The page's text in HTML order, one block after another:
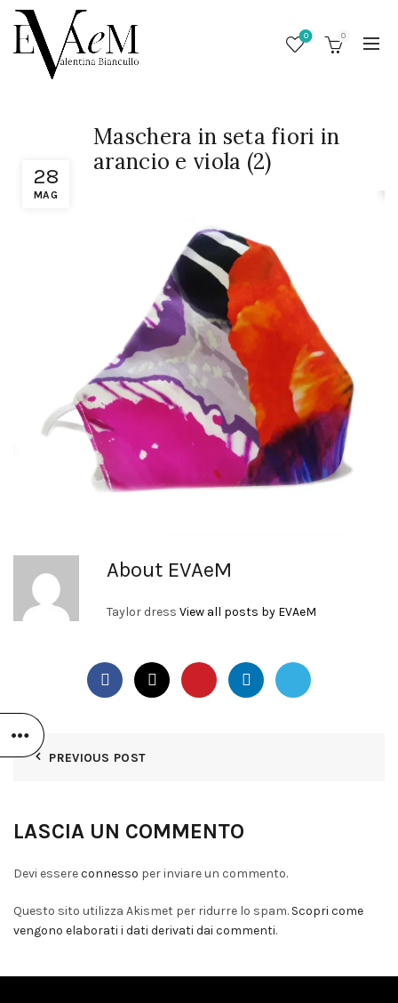
0 0
28
MAG
Maschera in seta fiori in
arancio e viola (2)
About EVAeM
Taylor dress View all posts by EVAeM
PREVIOUS POST
LASCIA UN COMMENTO
Devi essereconnesso per inviare un commento.
Questo sito utilizza Akismet per ridurre lo spam. Scopri come
vengono elaborati i dati derivati dai commenti.